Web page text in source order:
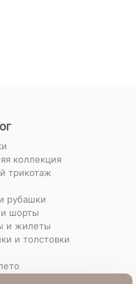
коллекция
трикотаж
рубашки
шорты
и жилеты
и толстовки